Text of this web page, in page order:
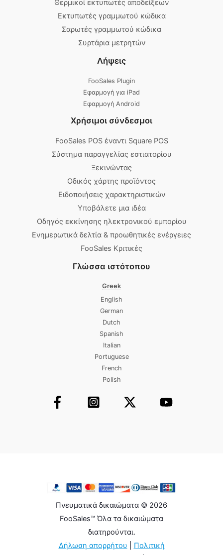
Θερμικοί εκτυπωτές αποδείξεων
Εκτυπωτές γραμμωτού κώδικα
Σαρωτές γραμμωτού κώδικα
Συρτάρια μετρητών
Λήψεις
FooSales Plugin
Εφαρμογή για iPad
Εφαρμογή Android
Χρήσιμοι σύνδεσμοι
FooSales POS έναντι Square POS
Σύστημα παραγγελίας εστιατορίου
Ξεκινώντας
Οδικός χάρτης προϊόντος
Ειδοποιήσεις χαρακτηριστικών
Υποβάλετε μια ιδέα
Οδηγός εκκίνησης ηλεκτρονικού εμπορίου
Ενημερωτικά δελτία & προωθητικές ενέργειες
FooSales Κριτικές
Γλώσσα ιστότοπου
Greek
English
German
Dutch
Spanish
Italian
Portuguese
French
Polish
Πνευματικά δικαιώματα © 2026
FooSales™ Όλα τα δικαιώματα
διατηρούνται.
Δήλωση απορρήτου
Πολιτική